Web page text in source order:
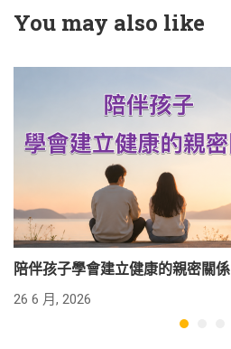
You may also like
陪伴孩子學會建立健康的親密關係
26 6 月, 2026